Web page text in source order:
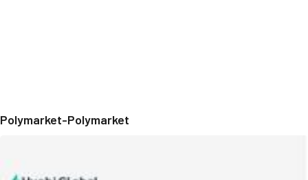
Polymarket-Polymarket